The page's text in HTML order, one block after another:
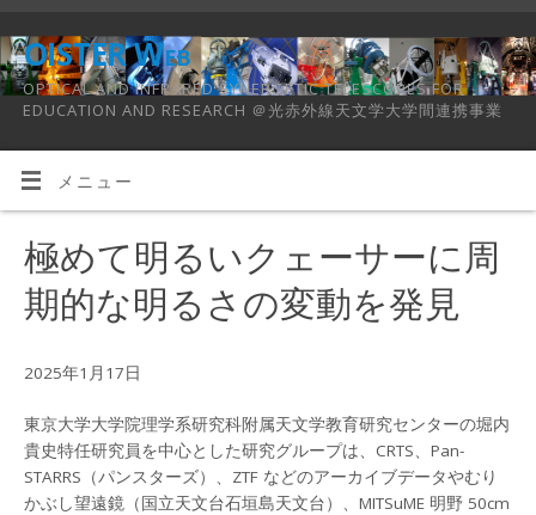
OISTER Web
OPTICAL AND INFRARED SYNERGETIC TELESCOPES FOR
EDUCATION AND RESEARCH ＠光赤外線天文学大学間連携事業
メニュー
極めて明るいクェーサーに周
期的な明るさの変動を発⾒
2025年1月17日
東京⼤学⼤学院理学系研究科附属天⽂学教育研究センターの堀内
貴史特任研究員を中⼼とした研究グループは、CRTS、Pan-
STARRS（パンスターズ）、ZTF などのアーカイブデータやむり
かぶし望遠鏡（国⽴天⽂台⽯垣島天⽂台）、MITSuME 明野 50cm